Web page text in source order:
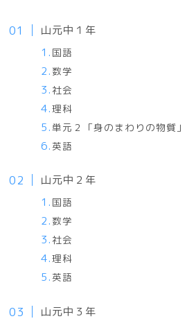
山元中１年
国語
数学
社会
理科
単元２「身のまわりの物質」
英語
山元中２年
国語
数学
社会
理科
英語
山元中３年